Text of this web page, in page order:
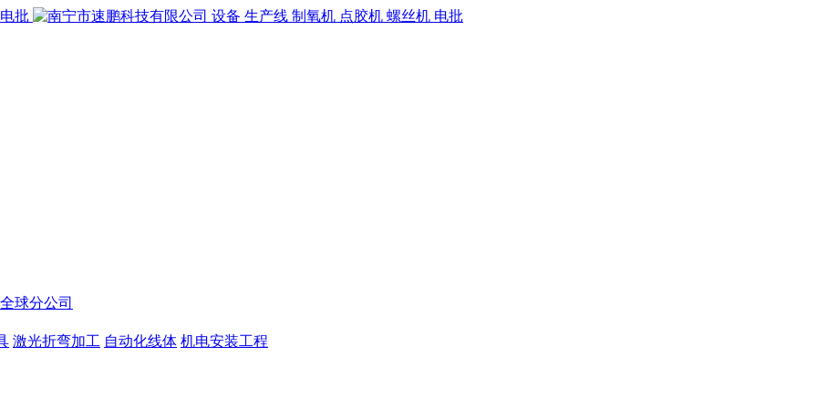
全球分公司
激光折弯加工 自动化线体 机电安装工程